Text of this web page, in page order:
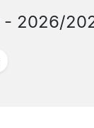
- 2026/